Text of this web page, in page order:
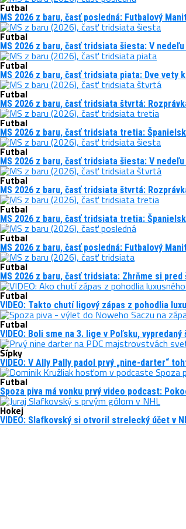
Futbal
MS 2026 z baru, časť posledná: Futbalový
Futbal
MS 2026 z baru, časť tridsiata šiesta: V
Futbal
MS 2026 z baru, časť tridsiata piata: Dve vety
Futbal
MS 2026 z baru, časť tridsiata štvrtá:
Futbal
MS 2026 z baru, časť tridsiata tretia:
Futbal
MS 2026 z baru, časť tridsiata šiesta: V
Futbal
MS 2026 z baru, časť tridsiata štvrtá:
Futbal
MS 2026 z baru, časť tridsiata tretia:
Futbal
MS 2026 z baru, časť posledná: Futbalový
Futbal
MS 2026 z baru, časť tridsiata: Zhrňme si
Futbal
VIDEO: Takto chutí ligový zápas z pohodlia
Futbal
VIDEO: Boli sme na 3. lige v Poľsku,
Šípky
VIDEO: V Ally Pally padol prvý „nine-darter“
Futbal
Spoza piva má vonku prvý video podcast:
Hokej
VIDEO: Slafkovský si otvoril strelecký účet v